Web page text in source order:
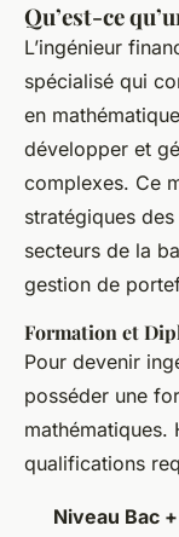
Qu’est-ce
L’ingénieur
spécialisé qui
en
développer et
complexes. Ce
stratégiques
secteurs de la
gestion de
Formation et
Pour devenir
posséder une
mathématiques.
qualifications
Niveau Bac